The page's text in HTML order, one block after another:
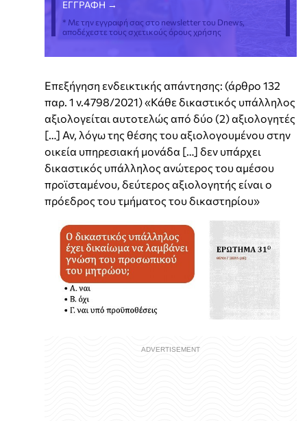
* Με την εγγραφή σας στο newsletter του Dnews,
αποδέχεστε τους σχετικούς όρους χρήσης
Επεξήγηση ενδεικτικής απάντησης: (άρθρο 132
παρ. 1 ν.4798/2021) «Κάθε δικαστικός υπάλληλος
αξιολογείται αυτοτελώς από δύο (2) αξιολογητές
[…] Αν, λόγω της θέσης του αξιολογουμένου στην
οικεία υπηρεσιακή μονάδα […] δεν υπάρχει
δικαστικός υπάλληλος ανώτερος του αμέσου
προϊσταμένου, δεύτερος αξιολογητής είναι ο
πρόεδρος του τμήματος του δικαστηρίου»